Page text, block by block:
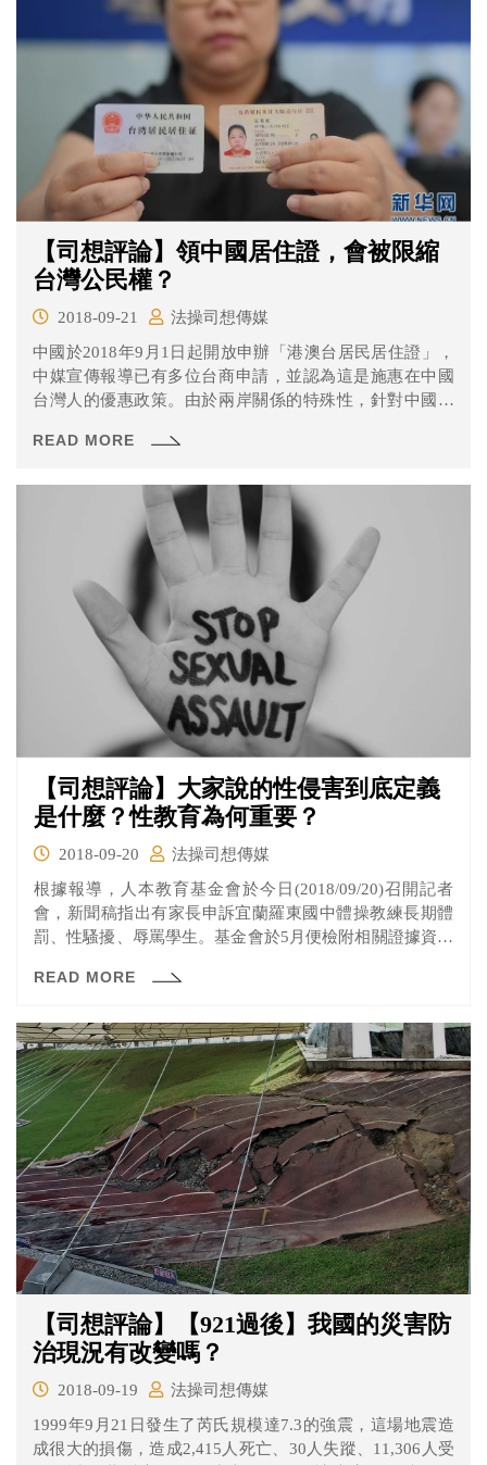
【司想評論】領中國居住證，會被限縮
台灣公民權？
2018-09-21
法操司想傳媒
中國於2018年9月1日起開放申辦「港澳台居民居住證」，
中媒宣傳報導已有多位台商申請，並認為這是施惠在中國
台灣人的優惠政策。由於兩岸關係的特殊性，針對中國此
台灣人，必須某種程度限縮他的公民權，但限縮的程度，
人，是需要被管制的。
READ MORE
【司想評論】大家說的性侵害到底定義
是什麼？性教育為何重要？
2018-09-20
法操司想傳媒
根據報導，人本教育基金會於今日(2018/09/20)召開記者
會，新聞稿指出有家長申訴宜蘭羅東國中體操教練長期體
罰、性騷擾、辱罵學生。基金會於5月便檢附相關證據資料
輾轉得知該教練被記小過、並接受性平教育。基金會呼籲
查，使訓練環境更加安全，同時也請監察院調查宜蘭縣政
府多年疏於保護體操選手的失職。
READ MORE
【司想評論】【921過後】我國的災害防
治現況有改變嗎？
2018-09-19
法操司想傳媒
1999年9月21日發生了芮氏規模達7.3的強震，這場地震造
成很大的損傷，造成2,415人死亡、30人失蹤、11,306人受